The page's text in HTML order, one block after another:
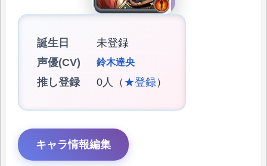
誕生日
未登録
声優(CV)
鈴木達央
推し登録 0人（ ★登録）
キャラ情報編集